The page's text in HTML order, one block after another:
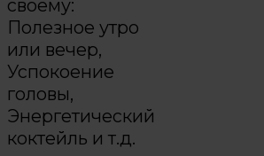
своему:
Полезное утро
или вечер,
Успокоение
головы,
Энергетический
коктейль и т.д.